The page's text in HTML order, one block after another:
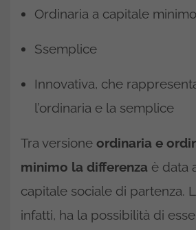
Ordinaria a capitale minimo
Ssemplice
Innovativa, che
l’ordinaria e la semplice
Tra versione ordinaria e
minimo la differenza è data
capitale sociale di partenza.
infatti, ha la possibilità di